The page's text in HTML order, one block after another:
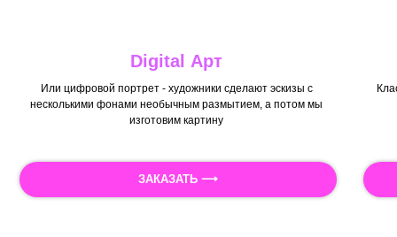
Digital Арт
Или цифровой портрет - художники сделают эскизы с
несколькими фонами необычным размытием, а потом мы
изготовим картину
ЗАКАЗАТЬ ⟶